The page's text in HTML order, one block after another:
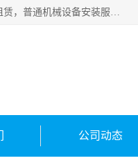
青岛高晟工程机械租赁有限公司成立于2015年，注册地位于山东省青岛市。经营范围包括：机械设备租赁，普通机械设备安装服务，电子、机械设备维护，专用设备修理，通用设备修理，机械设备销售，环境保护专用设备销售，建筑材料销售，专业保洁、清洗、消毒服务，劳动保护用品销售，信息技术咨询服务，汽车拖车、求援、清障服务，物业管理；工程管理服务，货物进出口，技术进出口，汽车销售，新能源汽车整车销售等。
公司动态